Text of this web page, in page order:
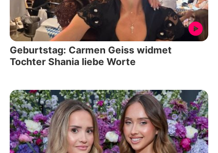
Geburtstag: Carmen Geiss widmet
Tochter Shania liebe Worte